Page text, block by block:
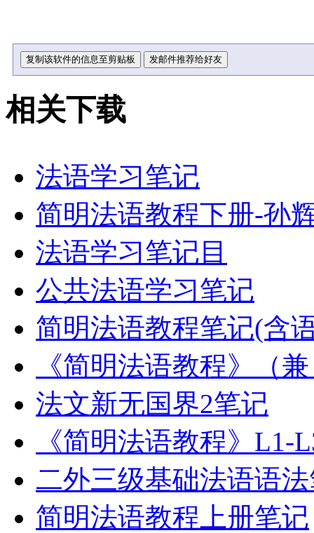
相关下载
法语学习笔记
简明法语教程下册-孙
法语学习笔记目
公共法语学习笔记
简明法语教程笔记(含
《简明法语教程》（
法文新无国界2笔记
《简明法语教程》L1-
二外三级基础法语语
简明法语教程上册笔记